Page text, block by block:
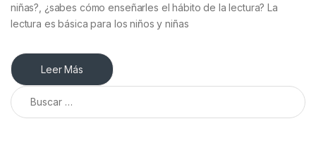
niñas?, ¿sabes cómo enseñarles el hábito de la lectura? La
lectura es básica para los niños y niñas
Leer Más
Buscar: